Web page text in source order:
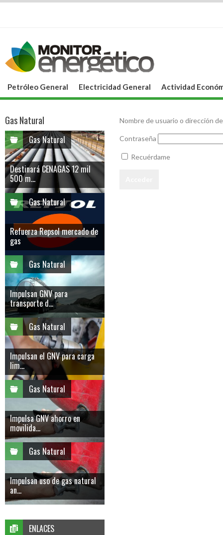
Petróleo General Electricidad General Actividad
Nombre de usuario o dirección
Contraseña
Recuérdame
Gas Natural
Gas Natural
Destinará CENAGAS 12 mil
500 m...
Gas Natural
Refuerza Repsol mercado de
gas
Gas Natural
Impulsan GNV para
transporte d...
Gas Natural
Impulsan el GNV para carga
lim...
Gas Natural
Impulsa GNV ahorro en
movilida...
Gas Natural
Impulsan uso de gas natural
an...
ENLACES